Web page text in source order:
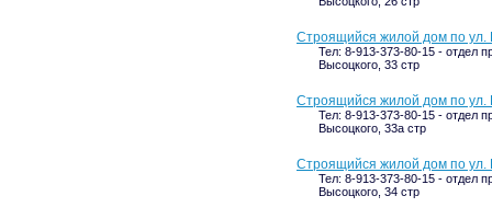
Строящийся жилой дом по ул.
Тел: 8-913-373-80-15 - отдел
Высоцкого, 33 стр
Строящийся жилой дом по ул.
Тел: 8-913-373-80-15 - отдел
Высоцкого, 33а стр
Строящийся жилой дом по ул.
Тел: 8-913-373-80-15 - отдел
Высоцкого, 34 стр